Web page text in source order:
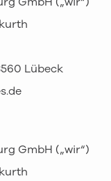
Lübeck
GmbH („wir“)